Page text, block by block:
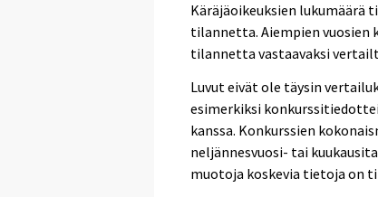
Käräjäoikeuksien lukumäärä
tilannetta. Aiempien vuosien
tilannetta vastaavaksi
Luvut eivät ole täysin
esimerkiksi
kanssa. Konkurssien
neljännesvuosi- tai
muotoja koskevia tietoja on